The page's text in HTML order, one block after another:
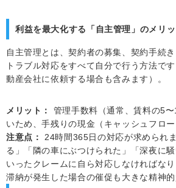
利益を最大化する「自主管理」のメリ
自主管理とは、契約者の募集、契約手続
トラブル対応をすべて自分で行う方法で
動産会社に依頼する場合も含みます）。
メリット：
管理手数料（通常、賃料の5
いため、手残りの現金（キャッシュフロー
注意点：
24時間365日の対応が求められ
る」「隣の車にぶつけられた」「深夜に
いったクレームに自ら対応しなければな
滞納が発生した場合の催促も大きな精神的